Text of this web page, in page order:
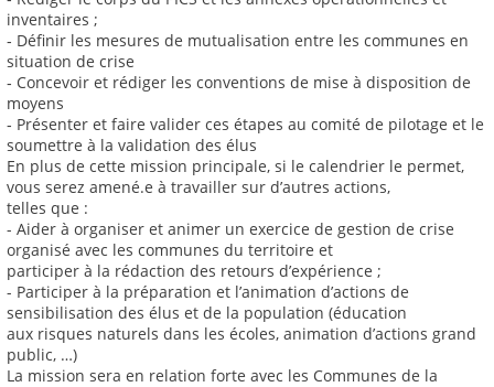
inventaires ;
‐ Définir les mesures de mutualisation entre les communes en
situation de crise
‐ Concevoir et rédiger les conventions de mise à disposition de
moyens
‐ Présenter et faire valider ces étapes au comité de pilotage et le
soumettre à la validation des élus
En plus de cette mission principale, si le calendrier le permet,
vous serez amené.e à travailler sur d’autres actions,
telles que :
- Aider à organiser et animer un exercice de gestion de crise
organisé avec les communes du territoire et
participer à la rédaction des retours d’expérience ;
- Participer à la préparation et l’animation d’actions de
sensibilisation des élus et de la population (éducation
aux risques naturels dans les écoles, animation d’actions grand
public, …)
La mission sera en relation forte avec les Communes de la